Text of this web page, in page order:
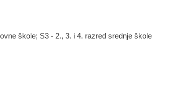
škole; S3 - 2., 3. i 4. razred srednje škole